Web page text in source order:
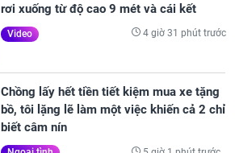
rơi xuống từ độ cao 9 mét và cái kết
Video 4 giờ 31 phút trước
Chồng lấy hết tiền tiết kiệm mua xe tặng
bồ, tôi lặng lẽ làm một việc khiến cả 2 chỉ
biết câm nín